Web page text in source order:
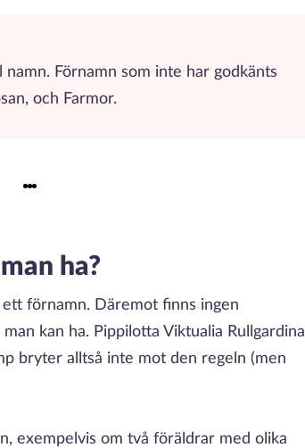
Förnamn som inte har godkänts
och Farmor.
ha?
förnamn. Däremot finns ingen
kan ha. Pippilotta Viktualia Rullgardina
bryter alltså inte mot den regeln (men
exempelvis om två föräldrar med olika